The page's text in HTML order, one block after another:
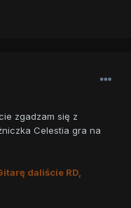
zgadzam się z
Celestia gra na
daliście RD,